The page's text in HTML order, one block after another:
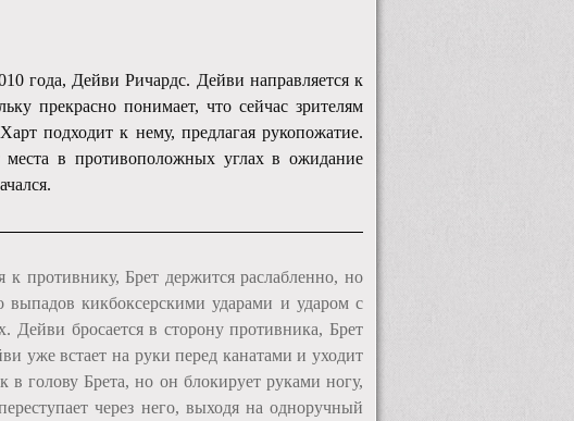
года, Дейви Ричардс. Дейви направляется к
прекрасно понимает, что сейчас зрителям
подходит к нему, предлагая рукопожатие.
места в противоположных углах в ожидание
противнику, Брет держится раслабленно, но
выпадов кикбоксерскими ударами и ударом с
Дейви бросается в сторону противника, Брет
уже встает на руки перед канатами и уходит
голову Брета, но он блокирует руками ногу,
через него, выходя на одноручный